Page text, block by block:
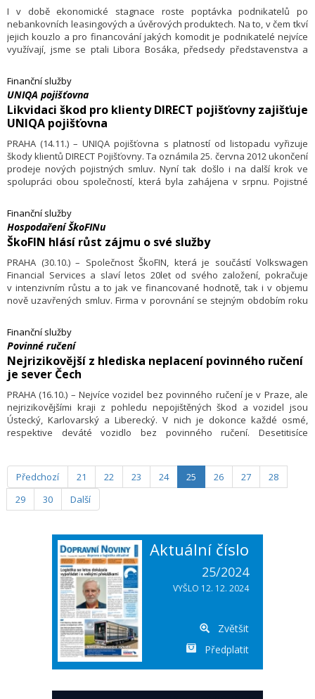
I v době ekonomické stagnace roste poptávka podnikatelů po
nebankovních leasingových a úvěrových produktech. Na to, v čem tkví
jejich kouzlo a pro financování jakých komodit je podnikatelé nejvíce
využívají, jsme se ptali Libora Bosáka, předsedy představenstva a
leasingové a finanční asociace (ČLFA).
Finanční služby
UNIQA pojišťovna
Likvidaci škod pro klienty DIRECT pojišťovny zajišťuje
UNIQA pojišťovna
PRAHA (14.11.) – UNIQA pojišťovna s platností od listopadu vyřizuje
škody klientů DIRECT Pojišťovny. Ta oznámila 25. června 2012 ukončení
prodeje nových pojistných smluv. Nyní tak došlo i na další krok ve
spolupráci obou společností, která byla zahájena v srpnu. Pojistné
pojišťovna a zajistí jejich likvidaci.
Finanční služby
Hospodaření ŠkoFINu
ŠkoFIN hlásí růst zájmu o své služby
PRAHA (30.10.) – Společnost ŠkoFIN, která je součástí Volkswagen
Financial Services a slaví letos 20let od svého založení, pokračuje
v intenzivním růstu a to jak ve financované hodnotě, tak i v objemu
nově uzavřených smluv. Firma v porovnání se stejným obdobím roku
tedy o 16 procent. Ve zmíněném období zaznamenala také nárůst
v počtu nově uzavřených smluv, a to o 17,3 procenta na 20 994 smluv.
Finanční služby
Povinné ručení
Nejrizikovější z hlediska neplacení povinného ručení
je sever Čech
PRAHA (16.10.) – Nejvíce vozidel bez povinného ručení je v Praze, ale
nejrizikovějšími kraji z pohledu nepojištěných škod a vozidel jsou
Ústecký, Karlovarský a Liberecký. V nich je dokonce každé osmé,
respektive deváté vozidlo bez povinného ručení. Desetitisíce
kanceláře pojistitelů.
Předchozí 21 22 23 24 25 26 27
28
29
30 Další
Aktuální číslo
25/2024
VYŠLO 12. 12. 2024
Zvětšit
Předplatit